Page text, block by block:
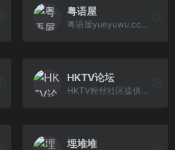
粤语屋
粤语屋yueyuwu.cc提供最新TVB电视剧,港剧粤语,香港电影,每天第一时间更新,为港剧迷爱好者提供高质量港剧观看平台网站。
HKTV论坛
HKTV粉丝社区提供最新HKTV电视剧下载、HKTV综艺节目下载、HKTV最新消息和HKTV艺人最新动态,倾力打造全球最大HKTV粉丝社区。HKTVFANS
埋堆堆